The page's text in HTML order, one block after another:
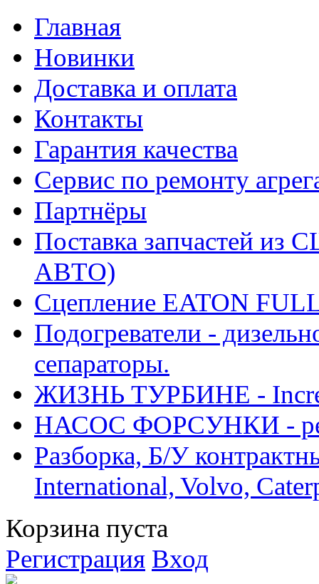
Главная
Новинки
Доставка и оплата
Контакты
Гарантия качества
Сервис по ремонту
Партнёры
Поставка запчастей
АВТО)
Сцепление EATON
Подогреватели -
сепараторы.
ЖИЗНЬ ТУРБИНЕ -
НАСОС ФОРСУНКИ -
Разборка, Б/У
International, Volvo,
Корзина пуста
Регистрация Вход